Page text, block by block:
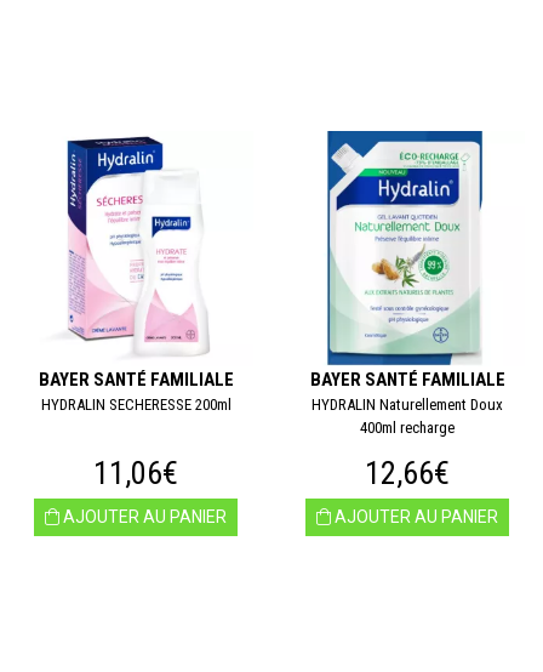
BAYER SANTÉ FAMILIALE
HYDRALIN SECHERESSE 200ml
11,06€
AJOUTER AU PANIER
BAYER SANTÉ FAMILIALE
HYDRALIN Naturellement Doux
400ml recharge
12,66€
AJOUTER AU PANIER